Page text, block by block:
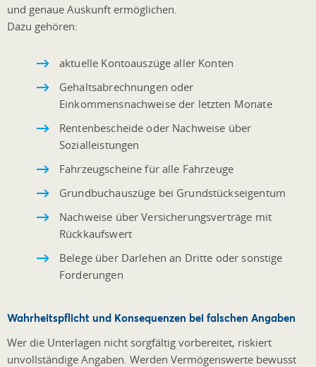
und genaue Auskunft ermöglichen.
Dazu gehören:
aktuelle Kontoauszüge aller Konten
Gehaltsabrechnungen oder
Einkommensnachweise der letzten Monate
Rentenbescheide oder Nachweise über
Sozialleistungen
Fahrzeugscheine für alle Fahrzeuge
Grundbuchauszüge bei Grundstückseigentum
Nachweise über Versicherungsverträge mit
Rückkaufswert
Belege über Darlehen an Dritte oder sonstige
Forderungen
Wahrheitspflicht und Konsequenzen bei falschen Angaben
Wer die Unterlagen nicht sorgfältig vorbereitet, riskiert
unvollständige Angaben. Werden Vermögenswerte bewusst